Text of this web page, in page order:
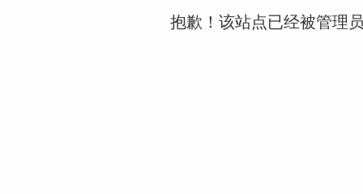
抱歉！该站点已经被管理